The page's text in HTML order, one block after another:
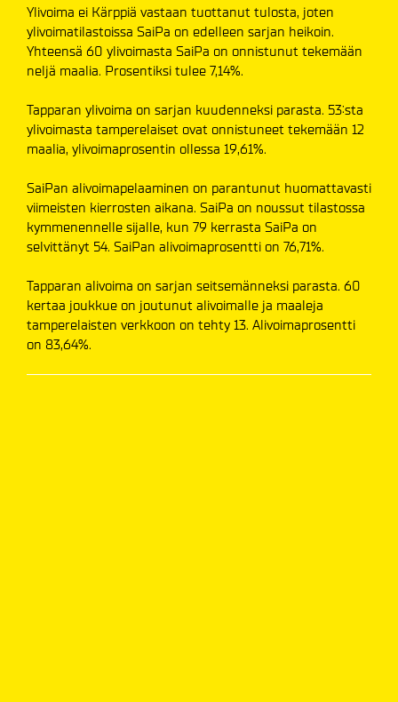
Ylivoima ei Kärppiä vastaan tuottanut tulosta, joten
ylivoimatilastoissa SaiPa on edelleen sarjan heikoin.
Yhteensä 60 ylivoimasta SaiPa on onnistunut tekemään
neljä maalia. Prosentiksi tulee 7,14%.
Tapparan ylivoima on sarjan kuudenneksi parasta. 53:sta
ylivoimasta tamperelaiset ovat onnistuneet tekemään 12
maalia, ylivoimaprosentin ollessa 19,61%.
SaiPan alivoimapelaaminen on parantunut huomattavasti
viimeisten kierrosten aikana. SaiPa on noussut tilastossa
kymmenennelle sijalle, kun 79 kerrasta SaiPa on
selvittänyt 54. SaiPan alivoimaprosentti on 76,71%.
Tapparan alivoima on sarjan seitsemänneksi parasta. 60
kertaa joukkue on joutunut alivoimalle ja maaleja
tamperelaisten verkkoon on tehty 13. Alivoimaprosentti
on 83,64%.